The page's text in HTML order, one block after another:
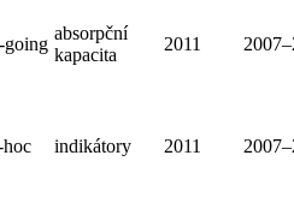
going
absorpční
kapacita
2011
hoc indikátory 2011